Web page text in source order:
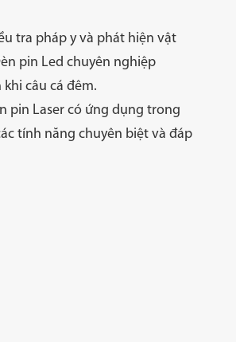
tra pháp y và phát hiện vật
pin Led chuyên nghiệp
câu cá đêm.
pin Laser có ứng dụng trong
tính năng chuyên biệt và đáp